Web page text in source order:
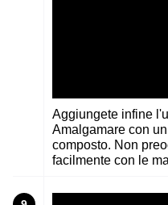
Aggiungete infine
Amalgamare con
composto. Non
facilmente con le